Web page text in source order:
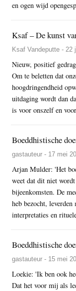
en ogen wijd
Ksaf – De kunst
Ksaf Vandeputte - 22
Nieuw, positief
Om te beletten dat
hoogdringendheid
uitdaging wordt dan
is voor onszelf en
Boeddhistische
gastauteur - 17 mei
Arjan Mulder: 'Het
weet dat dit niet
bijeenkomsten. De
heb bezocht,
interpretaties en
Boeddhistische
gastauteur - 15 mei
Loekie: 'Ik ben ook
Dat het voor mij als